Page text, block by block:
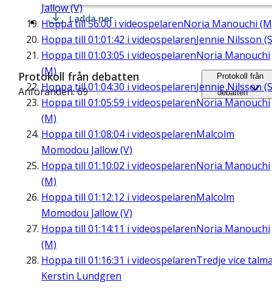
Jallow (V)
Hoppa till56:00 i videospelarenNoria Manouchi
Hoppa till 01:01:42 i videospelarenJennie Nilsson
Hoppa till 01:03:05 i videospelarenNoria Manouchi
(M)
Hoppa till01:04:30 i videospelarenJennie Nilsson
Hoppa till 01:05:59 i videospelarenNoria Manouchi
(M)
Hoppa till 01:08:04i videospelarenMalcolm
Momodou Jallow (V)
Hoppa till 01:10:02 i videospelarenNoria Manouchi
(M)
Hoppa till 01:12:12 i videospelarenMalcolm
Momodou Jallow (V)
Hoppa till 01:14:11 i videospelarenNoria Manouchi
(M)
Hoppa till 01:16:31 i videospelarenTredje vice
Kerstin Lundgren
Ladda ner
Protokoll från debatten
Anföranden: 69
Protokoll från
debatten